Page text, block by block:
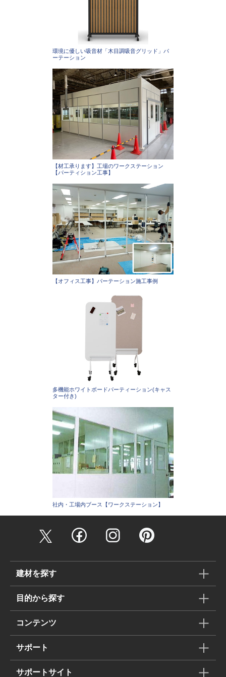
環境に優しい吸音材「木目調吸音グリッド」パ
ーテーション
【材工承ります】工場のワークステーション
【パーティション工事】
【オフィス工事】パーテーション施工事例
多機能ホワイトボードパーティーション(キャス
ター付き)
社内・工場内ブース【ワークステーション】
建材を探す
目的から探す
コンテンツ
サポート
サポートサイト